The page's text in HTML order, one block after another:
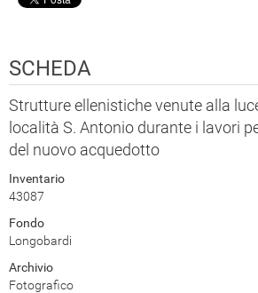
SCHEDA
Strutture ellenistiche venute alla
località S. Antonio durante i lavori
del nuovo acquedotto
Inventario
43087
Fondo
Longobardi
Archivio
Fotografico